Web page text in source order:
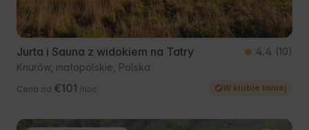
Jurta i Sauna z widokiem na Tatry 4.4 (10)
Knurów, małopolskie, Polska
Cena od €101 /noc W klubie taniej